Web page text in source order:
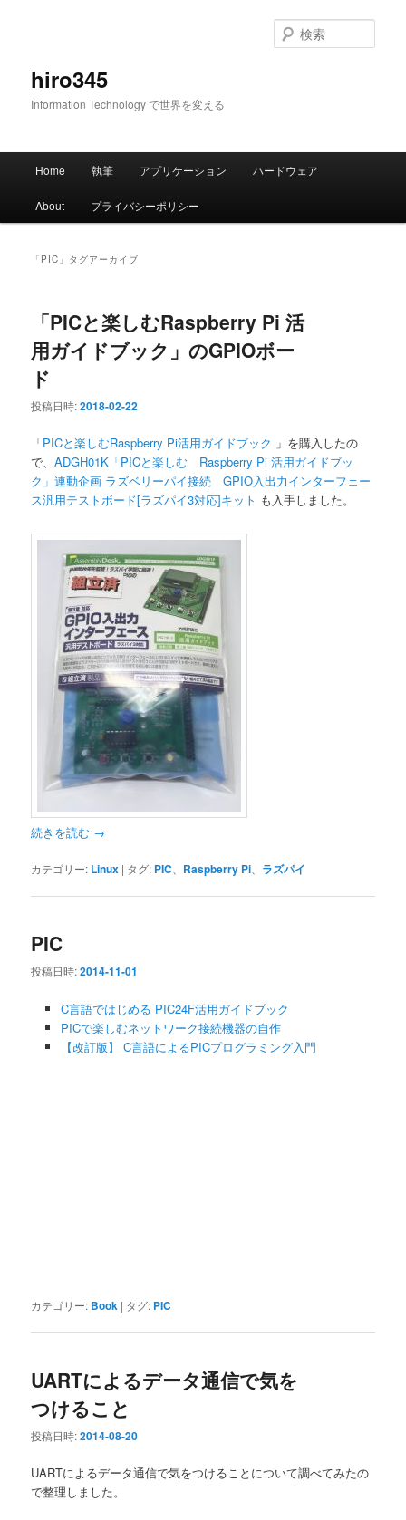
hiro345
Information Technology で世界を変える
索
メ
Home 執筆 アプリケーション ハードウェア
About プライバシーポリシー
「 PIC 」タグアーカイブ
「PICと楽しむRaspberry Pi 活
用ガイドブック」のGPIOボー
ド
投稿日時:2018-02-22
「PICと楽しむRaspberry Pi活用ガイドブック 」を購入したの
で、ADGH01K「PICと楽しむ Raspberry Pi 活用ガイドブッ
ク」連動企画 ラズベリーパイ接続 GPIO入出力インターフェー
ス汎用テストボード[ラズパイ3対応]キット も入手しました。
続きを読む →
カテゴリー: Linux | タグ: PIC Raspberry Pi ラズパイ
PIC
投稿日時:2014-11-01
C言語ではじめる PIC24F活用ガイドブック
PICで楽しむネットワーク接続機器の自作
【改訂版】 C言語によるPICプログラミング入門
カテゴリー: Book | タグ: PIC
UARTによるデータ通信で気を
つけること
投稿日時:2014-08-20
UARTによるデータ通信で気をつけることについて調べてみたの
で整理しました。